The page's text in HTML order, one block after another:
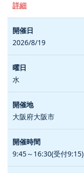
詳細
2026/8/19
水
大阪府大阪市
9:45～16:30(受付9:15)